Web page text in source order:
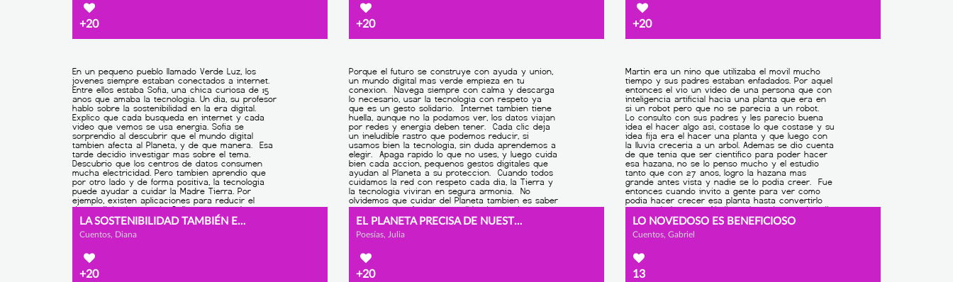
+20 +20 +20
LA SOSTENIBILIDAD TAMBIÉN ES POSIBLE EN LA ERA DIGITAL
Cuentos, Diana
+20
EL PLANETA PRECISA DE NUESTRA AYUDA
Poesías, Julia
+20
LO NOVEDOSO ES BENEFICIOSO
Cuentos, Gabriel
13